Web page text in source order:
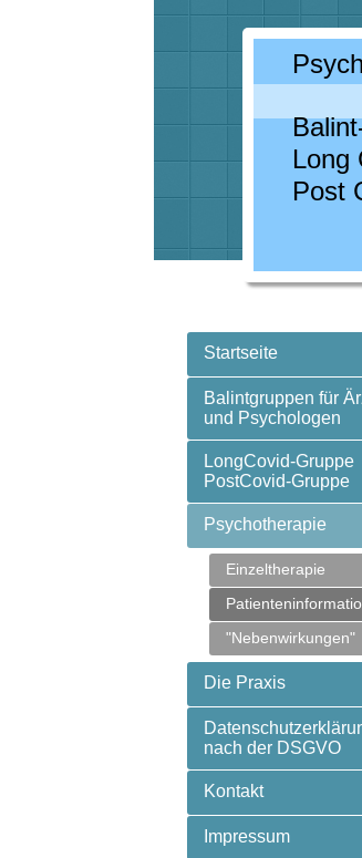
Long
Post
Startseite
Balintgruppen für
und Psychologen
LongCovid-Gruppe
PostCovid-Gruppe
Psychotherapie
Einzeltherapie
"Nebenwirkungen"
Die Praxis
nach der DSGVO
Kontakt
Impressum